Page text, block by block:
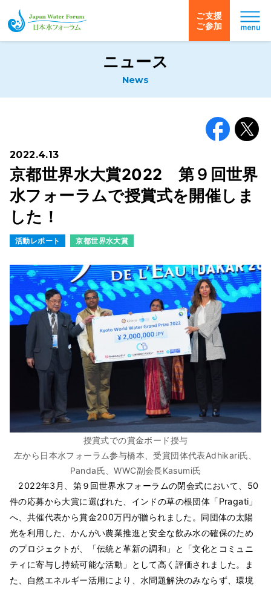
日本水フォーラム
ご支援
ご参加
ニュース
News
2022.4.13
京都世界水大賞2022 第９回世界
水フォーラムで授賞式を開催しま
した！
活動レポート 京都世界水大賞
授賞式での賞金ボード授与
左から日本水フォーラム参与橋本、受賞団体代表Adhikari氏、
Panda氏、WWC副会長Kasumi氏
2022年3月、第９回世界水フォーラムの閉会式において、50
件の応募から大賞に選ばれた、インドの草の根団体「Pragati」
へ、共催代表から賞金200万円が贈られました。同団体の太陽
光を利用した、かんがい農業推進と安全な飲み水の確保のため
のプロジェクトが、「伝統と革新の調和」と「文化とコミュニ
ティに寄与し持続可能な活動」として高く評価されました。ま
た、自然エネルギー活用により、水問題解決のみならず、環境